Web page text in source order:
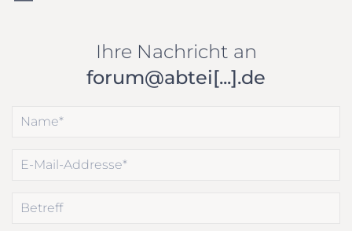
Ihre Nachricht an
forum@abtei[...].de